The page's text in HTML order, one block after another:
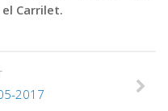
Carrilet.
2017